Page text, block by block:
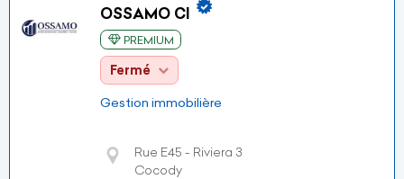
OSSAMO CI
PREMIUM
Fermé
Gestion immobilière
Rue E45 - Riviera 3
Cocody